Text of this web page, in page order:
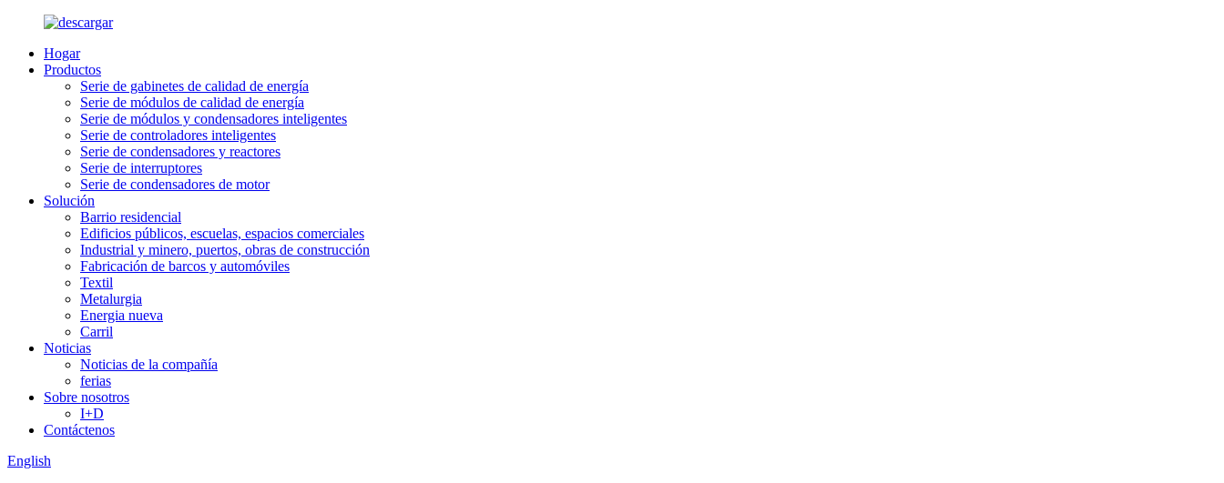
Hogar
Productos
Serie de gabinetes de calidad de energía
Serie de módulos de calidad de energía
Serie de módulos y condensadores inteligentes
Serie de controladores inteligentes
Serie de condensadores y reactores
Serie de interruptores
Serie de condensadores de motor
Solución
Barrio residencial
Edificios públicos, escuelas, espacios comerciales
Industrial y minero, puertos, obras de construcción
Fabricación de barcos y automóviles
Textil
Metalurgia
Energia nueva
Carril
Noticias
Noticias de la compañía
ferias
Sobre nosotros
I+D
Contáctenos
English